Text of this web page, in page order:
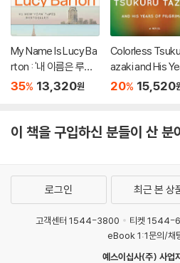
My Name Is Lucy Ba
rton : '내 이름은 루시
바턴' 원서
35% 13,320원
Colorless
azaki and His
of Pilgrimage
20% 15,520
이 책을 구입하신 분들이 산 분
로그인 최근 본 상
고객센터 1544-3800 티켓 1544-
eBook 1:1문의/채
예스이십사(주) 사업